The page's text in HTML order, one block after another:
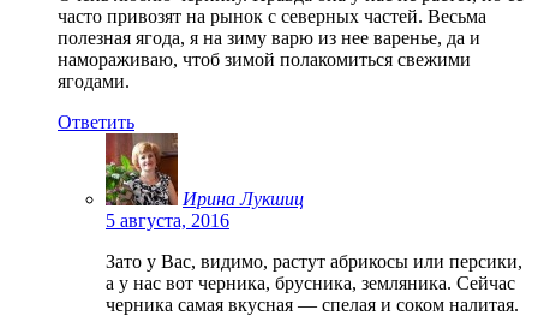
часто привозят на рынок с северных частей. Весьма
полезная ягода, я на зиму варю из нее варенье, да и
намораживаю, чтоб зимой полакомиться свежими
ягодами.
Ответить
Ирина Лукшиц
5 августа, 2016
Зато у Вас, видимо, растут абрикосы или персики,
а у нас вот черника, брусника, земляника. Сейчас
черника самая вкусная — спелая и соком налитая.